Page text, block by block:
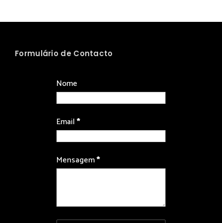
Formulário de Contacto
Nome
Email*
Mensagem*